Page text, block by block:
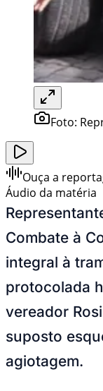
Foto:
Ouça a
Áudio da matéria
Combate à
integral à
protocolada
vereador
suposto
agiotagem.